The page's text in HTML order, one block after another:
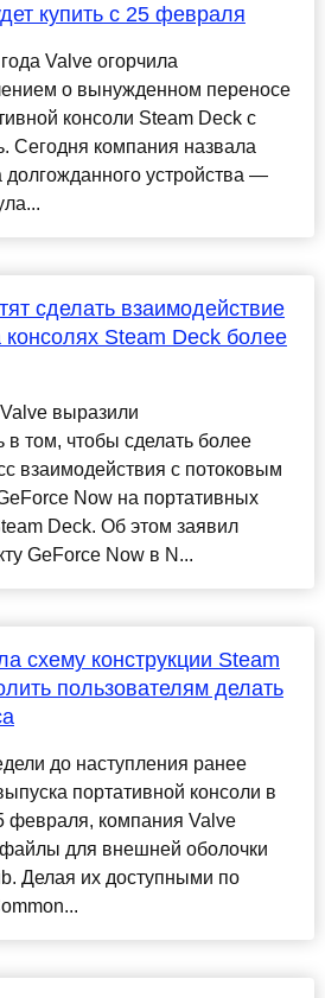
купить с 25 февраля
Valve огорчила
о вынужденном переносе
консоли Steam Deck c
Сегодня компания назвала
долгожданного устройства —
сделать взаимодействие
Steam Deck более
выразили
в том, чтобы сделать более
взаимодействия с потоковым
Now на портативных
Deck. Об этом заявил
GeForce Now в N...
схему конструкции Steam
пользователям делать
до наступления ранее
портативной консоли в
февраля, компания Valve
для внешней оболочки
Делая их доступными по